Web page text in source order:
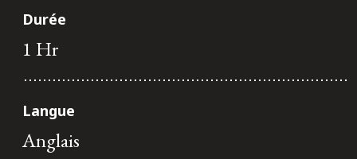
Durée
1 Hr
Langue
Anglais